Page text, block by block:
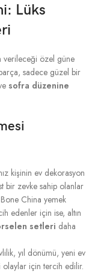
Lüks
verileceği özel güne
sadece güzel bir
sofra düzenine
kişinin ev dekorasyon
bir zevke sahip olanlar
China yemek
edenler için ise, altın
setleri daha
yıl dönümü, yeni ev
olaylar için tercih edilir.